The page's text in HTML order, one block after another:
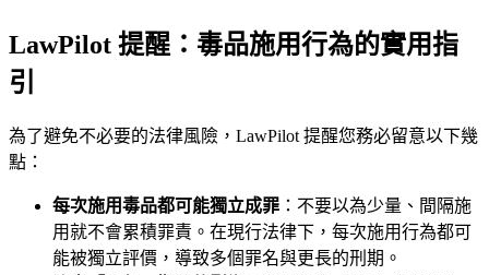
LawPilot 提醒：毒品施用行為的實用指
引
為了避免不必要的法律風險，LawPilot 提醒您務必留意以下幾
點：
每次施用毒品都可能獨立成罪 ：不要以為少量、間隔施
用就不會累積罪責。在現行法律下，每次施用行為都可
能被獨立評價，導致多個罪名與更長的刑期。